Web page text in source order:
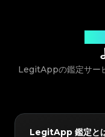
LegitAppの鑑定サー
LegitApp 鑑定と